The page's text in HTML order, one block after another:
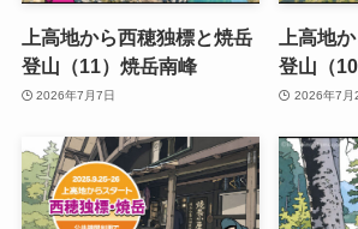
上高地から西穂独標と焼岳
登山（11）焼岳南峰
2026年7月7日
上高地
登山（
2026年7月